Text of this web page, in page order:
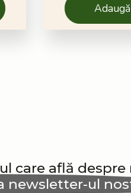
care află
newsletter-ul